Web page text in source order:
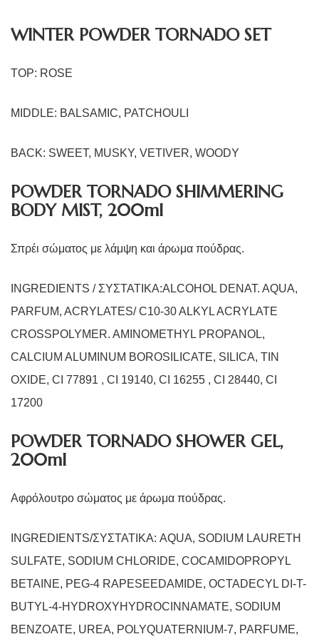
WINTER POWDER TORNADO SET
TOP: ROSE
MIDDLE: BALSAMIC, PATCHOULI
BACK: SWEET, MUSKY, VETIVER, WOODY
POWDER TORNADO SHIMMERING
BODY MIST, 200ml
Σπρέι σώματος με λάμψη και άρωμα πούδρας.
INGREDIENTS / ΣΥΣΤΑΤΙΚΑ:ALCOHOL DENAT. AQUA,
PARFUM, ACRYLATES/ C10-30 ALKYL ACRYLATE
CROSSPOLYMER. AMINOMETHYL PROPANOL,
CALCIUM ALUMINUM BOROSILICATE, SILICA, TIN
OXIDE, CI 77891 , CI 19140, CI 16255 , CI 28440, CI
17200
POWDER TORNADO SHOWER GEL,
200ml
Αφρόλουτρο σώματος με άρωμα πούδρας.
INGREDIENTS/ΣΥΣΤΑΤΙΚΑ: AQUA, SODIUM LAURETH
SULFATE, SODIUM CHLORIDE, COCAMIDOPROPYL
BETAINE, PEG-4 RAPESEEDAMIDE, OCTADECYL DI-T-
BUTYL-4-HYDROXYHYDROCINNAMATE, SODIUM
BENZOATE, UREA, POLYQUATERNIUM-7, PARFUME,